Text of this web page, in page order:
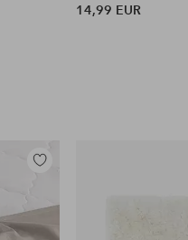
14,99 EUR
Lisää